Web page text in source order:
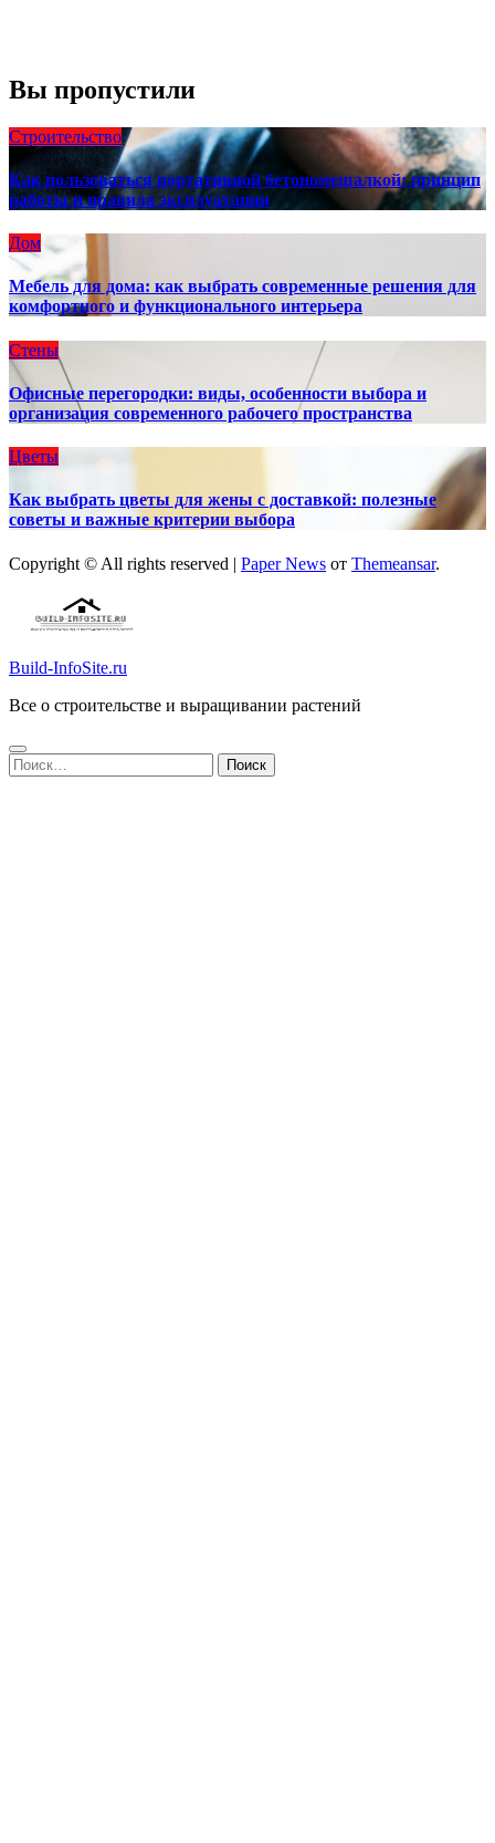
Вы пропустили
Строительство
Как пользоваться портативной бетономешалкой: принцип
работы и правила эксплуатации
Дом
Мебель для дома: как выбрать современные решения для
комфортного и функционального интерьера
Стены
Офисные перегородки: виды, особенности выбора и
организация современного рабочего пространства
Цветы
Как выбрать цветы для жены с доставкой: полезные
советы и важные критерии выбора
Copyright © All rights reserved | Paper News от Themeansar.
Build-InfoSite.ru
Все о строительстве и выращивании растений
Найти: